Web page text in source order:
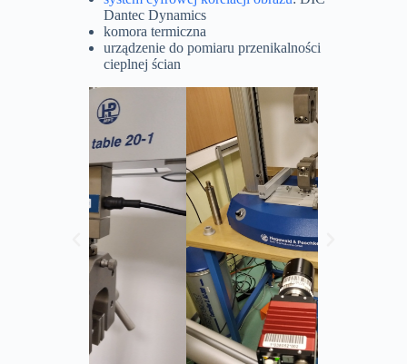
korelacja obrazu (DIC) to trójwymiarowa,
bezdotykowa technika optyczna w
polu do pomiaru konturu, deformacji i
Aparatura
komputery stacjonarne dużej mocy
obliczeniowej
dwie drukarki 3D
maszyna wytrzymałościowa
Inspekt Table 20-1
system cyfrowej korelacji obrazu
Dantec Dynamics
komora termiczna
urządzenie do pomiaru przenikalności
cieplnej ścian